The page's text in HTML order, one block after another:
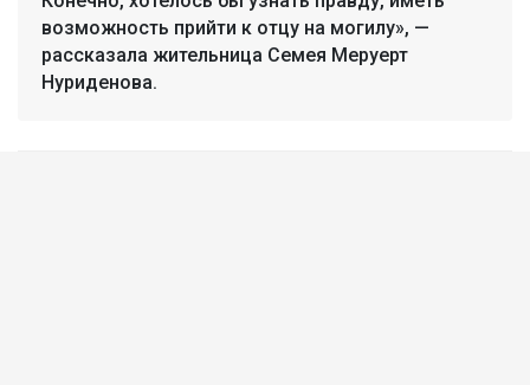
возможность прийти к отцу на могилу», —
рассказала жительница Семея Меруерт
Нуриденова.